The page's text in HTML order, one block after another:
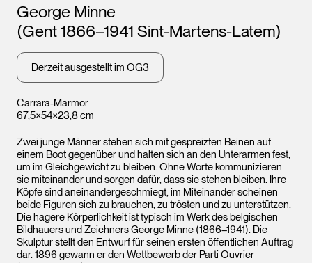
Carrara-Marmor
67,5×54×23,8 cm
Künstler*innen
George Minne
(Gent 1866–1941 Sint-Martens-Latem)
Derzeit ausgestellt im OG3
Zwei junge Männer stehen sich mit gespreizten Beinen auf
einem Boot gegenüber und halten sich an den Unterarmen fest,
um im Gleichgewicht zu bleiben. Ohne Worte kommunizieren
sie miteinander und sorgen dafür, dass sie stehen bleiben. Ihre
Köpfe sind aneinandergeschmiegt, im Miteinander scheinen
beide Figuren sich zu brauchen, zu trösten und zu unterstützen.
Die hagere Körperlichkeit ist typisch im Werk des belgischen
Bildhauers und Zeichners George Minne (1866–1941). Die
Skulptur stellt den Entwurf für seinen ersten öffentlichen Auftrag
dar. 1896 gewann er den Wettbewerb der Parti Ouvrier